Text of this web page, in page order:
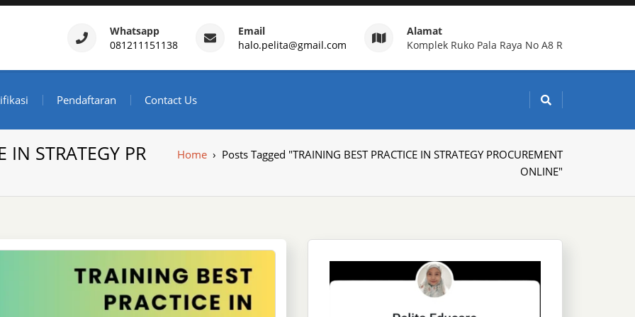
– Daftar Training Indonesia
Whatsapp
081211151138
Email
halo.pelita@gmail.com
Alamat
Komplek Ruko Pala Raya No A8 R
Pendaftaran Contact Us
IN STRATEGY PR Home › Posts Tagged "TRAINING BEST PRACTICE IN STRATEGY PROCUREMENT
ONLINE"